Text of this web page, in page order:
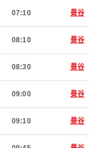
07:10 曼谷
08:10 曼谷
08:30 曼谷
09:00 曼谷
09:10 曼谷